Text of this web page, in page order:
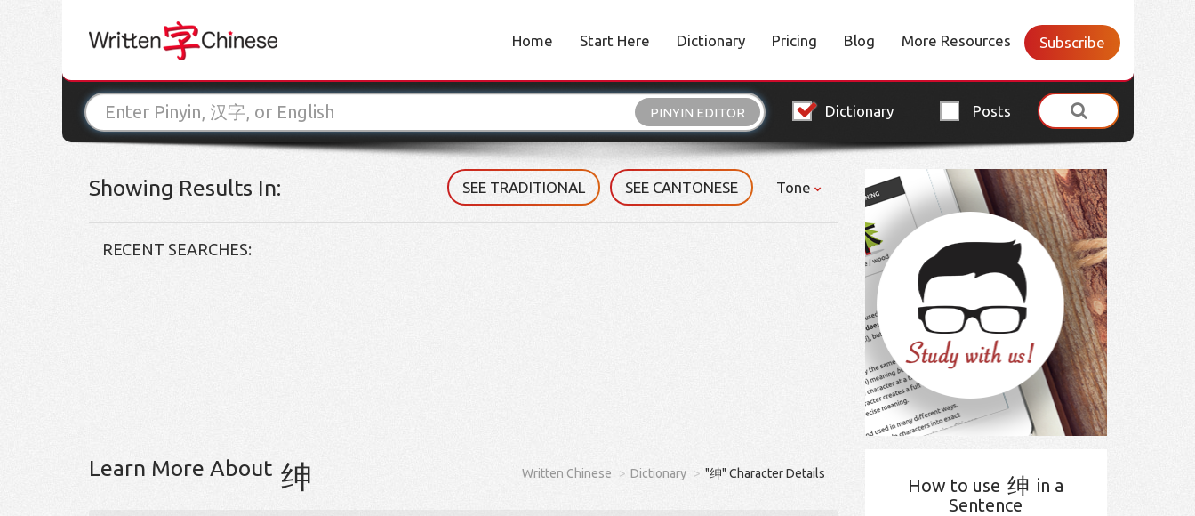
Home Start Here Dictionary Pricing Blog More Resources Subscribe
PINYIN EDITOR Dictionary Posts
Showing Results In: SEE TRADITIONAL SEE CANTONESE Tone
RECENT SEARCHES:
Learn More About 绅 Written Chinese Dictionary "绅" Character Details
How to use 绅 in a
Sentence